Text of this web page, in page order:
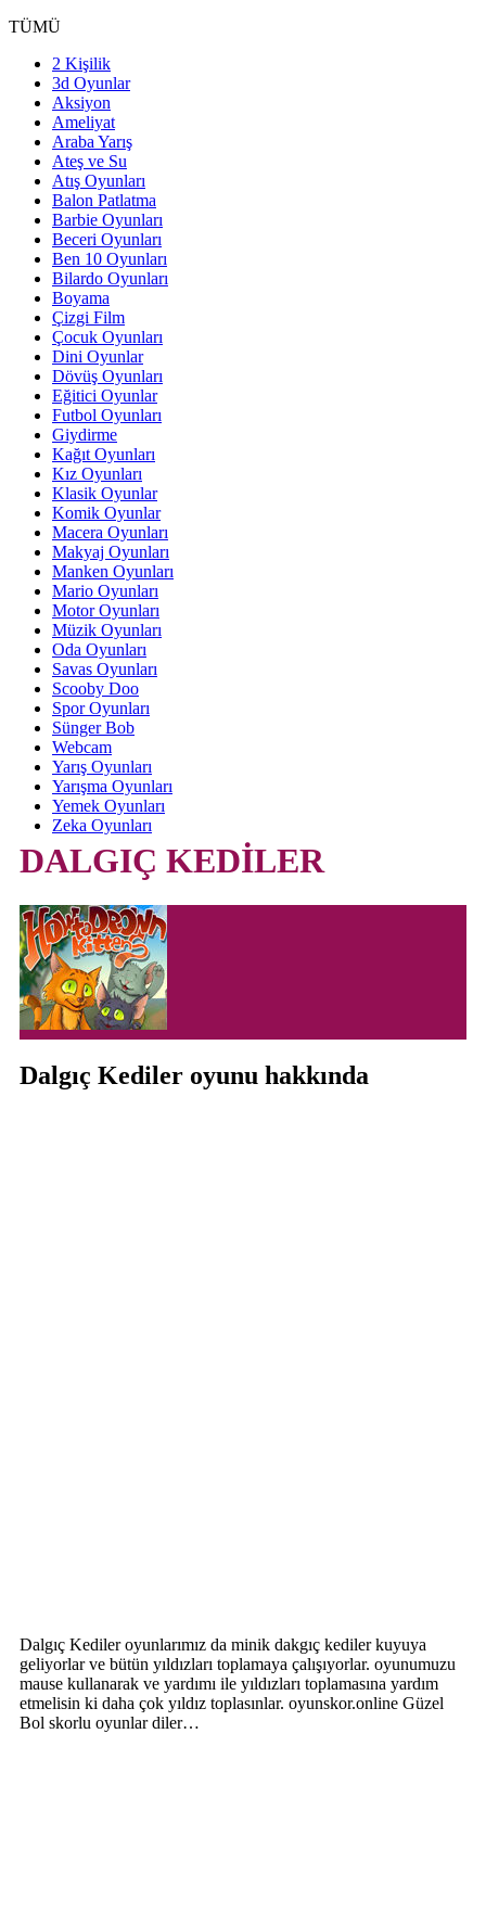
TÜMÜ
2 Kişilik
3d Oyunlar
Aksiyon
Ameliyat
Araba Yarış
Ateş ve Su
Atış Oyunları
Balon Patlatma
Barbie Oyunları
Beceri Oyunları
Ben 10 Oyunları
Bilardo Oyunları
Boyama
Çizgi Film
Çocuk Oyunları
Dini Oyunlar
Dövüş Oyunları
Eğitici Oyunlar
Futbol Oyunları
Giydirme
Kağıt Oyunları
Kız Oyunları
Klasik Oyunlar
Komik Oyunlar
Macera Oyunları
Makyaj Oyunları
Manken Oyunları
Mario Oyunları
Motor Oyunları
Müzik Oyunları
Oda Oyunları
Savas Oyunları
Scooby Doo
Spor Oyunları
Sünger Bob
Webcam
Yarış Oyunları
Yarışma Oyunları
Yemek Oyunları
Zeka Oyunları
DALGIÇ KEDİLER
Dalgıç Kediler oyunu hakkında
Dalgıç Kediler oyunlarımız da minik dakgıç kediler kuyuya
geliyorlar ve bütün yıldızları toplamaya çalışıyorlar. oyunumuzu
mause kullanarak ve yardımı ile yıldızları toplamasına yardım
etmelisin ki daha çok yıldız toplasınlar. oyunskor.online Güzel
Bol skorlu oyunlar diler…